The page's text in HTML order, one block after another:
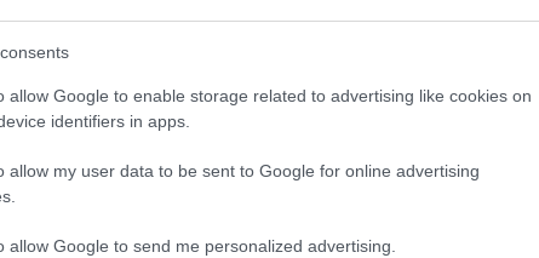
allow Google to enable storage related to advertising like cookies on
identifiers in apps.
allow my user data to be sent to Google for online advertising
allow Google to send me personalized advertising.
e utilità si intrecciano.
degli investimenti
portato alla luce come la
del risparmio. Un esempio concreto è
di